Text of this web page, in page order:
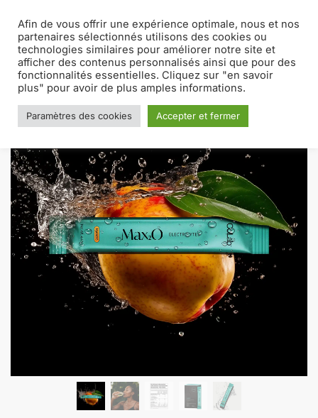
MENU 0
Accueil / Co.Lab / Max₂O
Afin de vous offrir une expérience optimale, nous et nos
partenaires sélectionnés utilisons des cookies ou
technologies similaires pour améliorer notre site et
afficher des contenus personnalisés ainsi que pour des
fonctionnalités essentielles. Cliquez sur "en savoir
plus" pour avoir de plus amples informations.
Paramètres des cookies Accepter et fermer